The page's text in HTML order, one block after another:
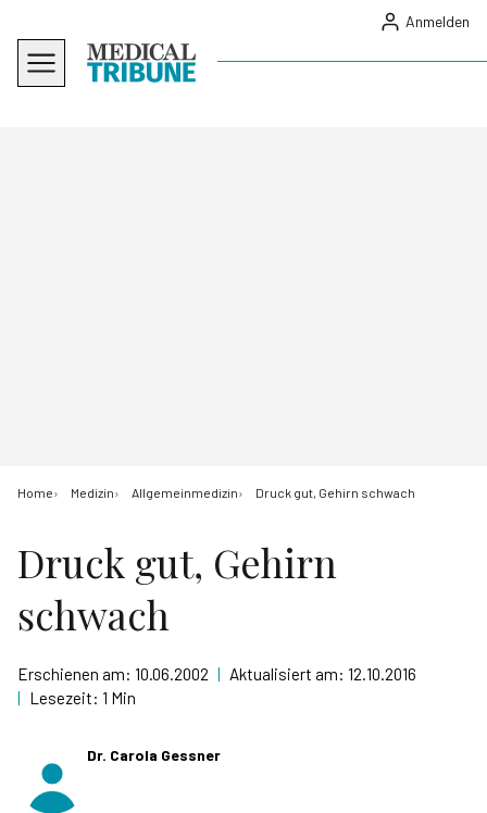
Anmelden
Home Medizin Allgemeinmedizin Druck gut, Gehirn schwach
Druck gut, Gehirn
schwach
Erschienen am: 10.06.2002 | Aktualisiert am: 12.10.2016
| Lesezeit: 1 Min
Dr. Carola Gessner